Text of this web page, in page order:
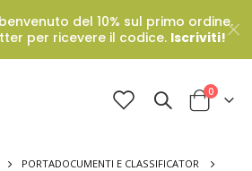
del 10% sul primo ordine.
per ricevere il codice. Iscriviti!
Cart
0Prodotti
PORTADOCUMENTI E CLASSIFICATOR